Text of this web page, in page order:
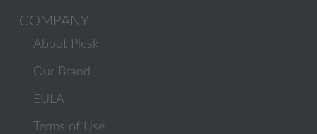
COMPANY
About Plesk
Our Brand
EULA
Terms of Use